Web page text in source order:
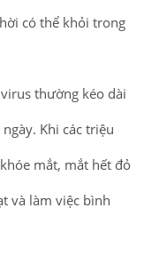
có thể khỏi trong
thường kéo dài
Khi các triệu
mắt, mắt hết đỏ
và làm việc bình